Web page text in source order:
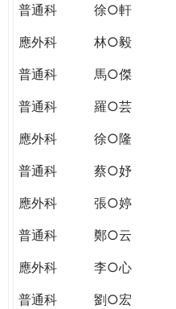
普通科
徐○軒
應外科
林○毅
普通科
馬○傑
普通科
羅○芸
應外科
徐○隆
普通科
蔡○妤
應外科
張○婷
普通科
鄭○云
應外科
李○心
普通科
劉○宏